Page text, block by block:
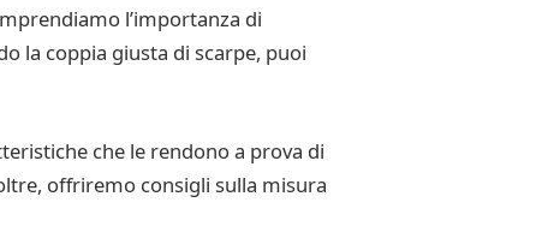
l’importanza di
la coppia giusta di scarpe, puoi
che le rendono a prova di
offriremo consigli sulla misura